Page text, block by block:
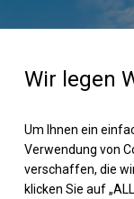
Wir legen
Um Ihnen ein
Verwendung von
verschaffen, die
klicken Sie auf